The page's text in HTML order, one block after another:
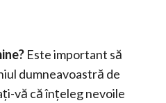
Este important să
dumneavoastră de
vă că înțeleg nevoile